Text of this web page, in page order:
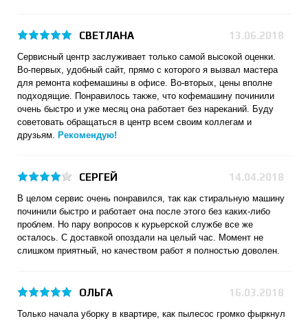
СВЕТЛАНА 13.06.2018
Сервисный центр заслуживает только самой высокой оценки.
Во-первых, удобный сайт, прямо с которого я вызвал мастера
для ремонта кофемашины в офисе. Во-вторых, цены вполне
подходящие. Понравилось также, что кофемашину починили
очень быстро и уже месяц она работает без нареканий. Буду
советовать обращаться в центр всем своим коллегам и
друзьям. Рекомендую!
СЕРГЕЙ 14.04.2018
В целом сервис очень понравился, так как стиральную машину
починили быстро и работает она после этого без каких-либо
проблем. Но пару вопросов к курьерской службе все же
осталось. С доставкой опоздали на целый час. Момент не
слишком приятный, но качеством работ я полностью доволен.
ОЛЬГА 16.03.2018
Только начала уборку в квартире, как пылесос громко фыркнул